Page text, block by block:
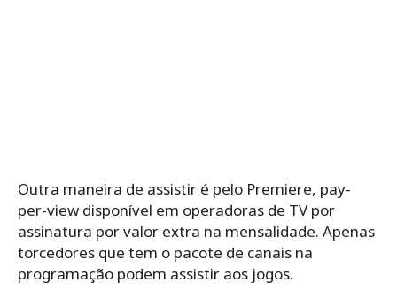
Outra maneira de assistir é pelo Premiere, pay-
per-view disponível em operadoras de TV por
assinatura por valor extra na mensalidade. Apenas
torcedores que tem o pacote de canais na
programação podem assistir aos jogos.